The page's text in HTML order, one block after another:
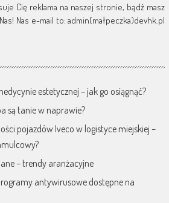
Cię reklama na naszej stronie, bądź masz
Nas e-mail to: admin(małpeczka)devhk.pl
estetycznej – jak go osiągnąć?
są tanie w naprawie?
pojazdów Iveco w logistyce miejskiej –
– trendy aranżacyjne
antywirusowe dostępne na